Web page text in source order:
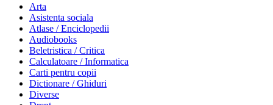
Arta
Asistenta sociala
Atlase / Enciclopedii
Audiobooks
Beletristica / Critica
Calculatoare / Informatica
Carti pentru copii
Dictionare / Ghiduri
Diverse